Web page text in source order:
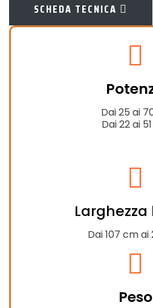
SCHEDA TECNICA
Dai 25 ai
Dai 22 ai
Dai 107 cm ai
Peso